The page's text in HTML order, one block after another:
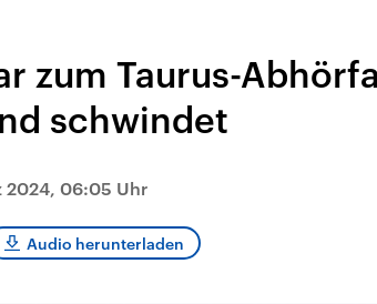
zum Taurus-
schwindet
2024, 06:05 Uhr
Audio herunterladen